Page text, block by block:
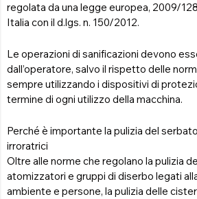
regolata da una legge europea, 2009/
Italia con il d.lgs. n. 150/2012.
Le operazioni di sanificazioni devono
dall’operatore, salvo il rispetto delle
sempre utilizzando i dispositivi di
termine di ogni utilizzo della macchina.
Perché è importante la pulizia del
irroratrici
Oltre alle norme che regolano la pulizia
atomizzatori e gruppi di diserbo legati
ambiente e persone, la pulizia delle